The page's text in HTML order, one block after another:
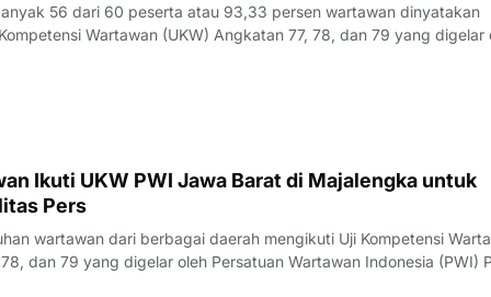
56 dari 60 peserta atau 93,33 persen wartawan dinyatakan
Wartawan (UKW) Angkatan 77, 78, dan 79 yang digelar
Juli 2026.Penguji UKW, Rita, menyampaikan hasil evaluasi
Ikuti UKW PWI Jawa Barat di Majalengka untuk
Pers
wartawan dari berbagai daerah mengikuti Uji Kompetensi
dan 79 yang digelar oleh Persatuan Wartawan Indonesia (PWI)
Rabu (22/7/2026).Pelaksana Tugas (Plt) Ketua PWI Jawa